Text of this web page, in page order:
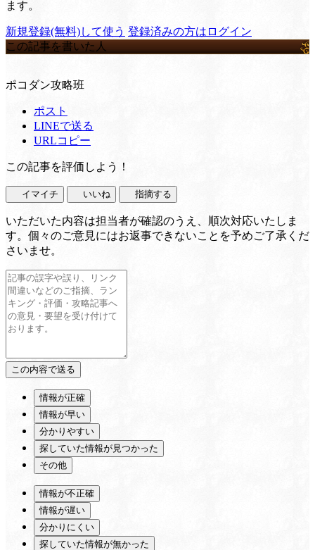
ます。
新規登録(無料)して使う 登録済みの方はログイン
この記事を書いた人
ポコダン攻略班
ポスト
LINEで送る
URLコピー
この記事を評価しよう！
イマイチ いいね 指摘する
いただいた内容は担当者が確認のうえ、順次対応いたしま
す。個々のご意見にはお返事できないことを予めご了承くだ
さいませ。
情報が正確
情報が早い
分かりやすい
探していた情報が見つかった
その他
情報が不正確
情報が遅い
分かりにくい
探していた情報が無かった